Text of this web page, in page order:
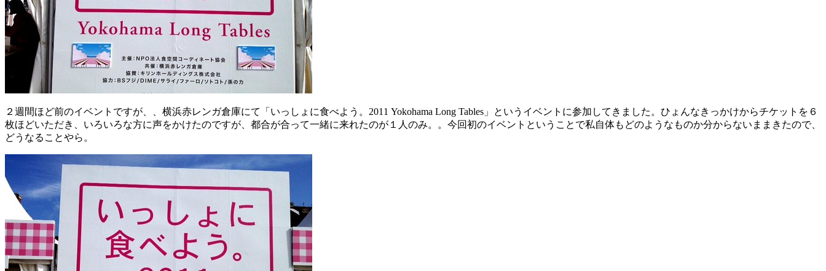
２週間ほど前のイベントですが、、横浜赤レンガ倉庫にて「いっしょに食べよう。2011 Yokohama Long Tables」というイベントに参加してきました。ひょんなきっかけからチケットを６
枚ほどいただき、いろいろな方に声をかけたのですが、都合が合って一緒に来れたのが１人のみ。。今回初のイベントということで私自体もどのようなものか分からないままきたので、
どうなることやら。